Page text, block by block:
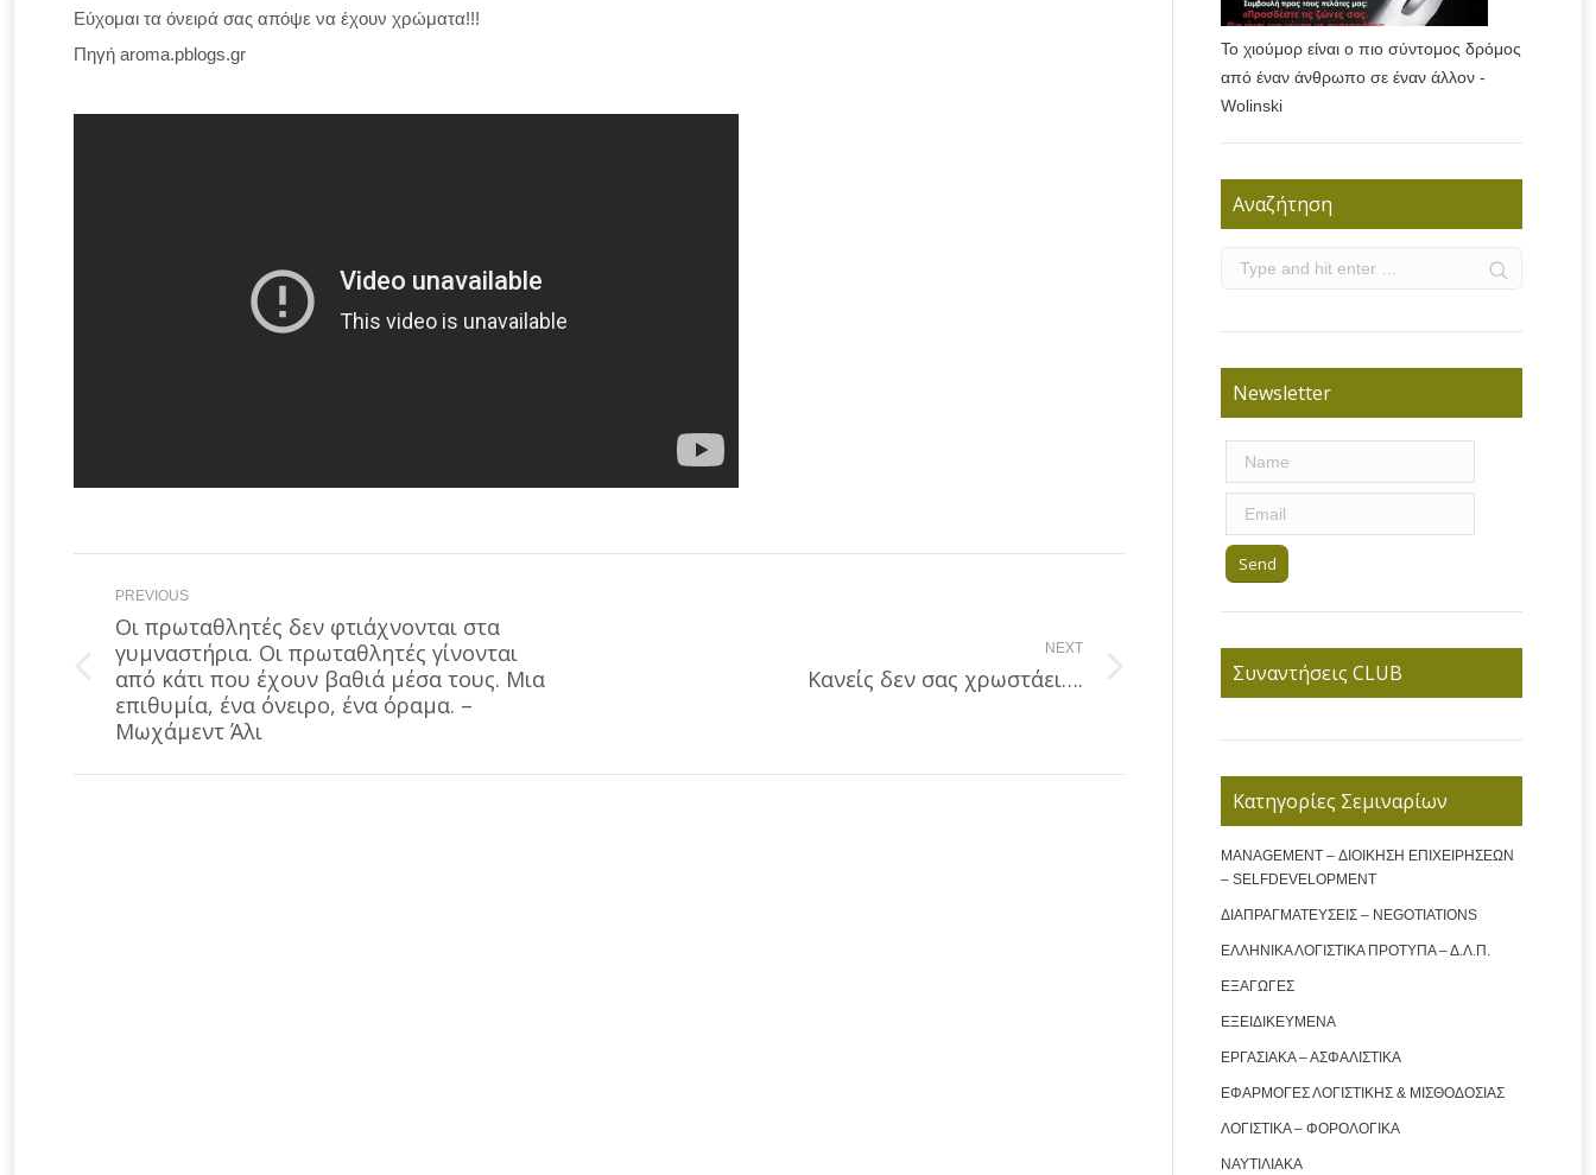
Εύχομαι τα όνειρά σας απόψε να έχουν χρώματα!!!
Πηγή aroma.pblogs.gr
Post
navigation
PREVIOUS
Previous
post:
Οι πρωταθλητές δεν φτιάχνονται στα
γυμναστήρια. Οι πρωταθλητές γίνονται
από κάτι που έχουν βαθιά μέσα τους. Μια
επιθυμία, ένα όνειρο, ένα όραμα. –
Μωχάμεντ Άλι
NEXT
Κανείς δεν σας χρωστάει….
Το χιούμορ είναι ο πιο σύντομος δρόμος
από έναν άνθρωπο σε έναν άλλον -
Wolinski
Αναζήτηση
Newsletter
Συναντήσεις CLUB
Κατηγορίες Σεμιναρίων
MANAGEMENT – ΔΙΟΙΚΗΣΗ ΕΠΙΧΕΙΡΗΣΕΩΝ
– SELFDEVELOPMENT
ΔΙΑΠΡΑΓΜΑΤΕΥΣΕΙΣ – NEGOTIATIONS
ΕΛΛΗΝΙΚΑ ΛΟΓΙΣΤΙΚΑ ΠΡΟΤΥΠΑ – Δ.Λ.Π.
ΕΞΑΓΩΓΕΣ
ΕΞΕΙΔΙΚΕΥΜΕΝΑ
ΕΡΓΑΣΙΑΚΑ – ΑΣΦΑΛΙΣΤΙΚΑ
ΕΦΑΡΜΟΓΕΣ ΛΟΓΙΣΤΙΚΗΣ & ΜΙΣΘΟΔΟΣΙΑΣ
ΛΟΓΙΣΤΙΚΑ – ΦΟΡΟΛΟΓΙΚΑ
ΝΑΥΤΙΛΙΑΚΑ